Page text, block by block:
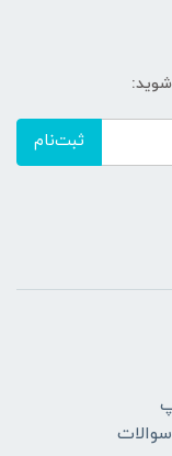
ثبت‌نام
سوالات